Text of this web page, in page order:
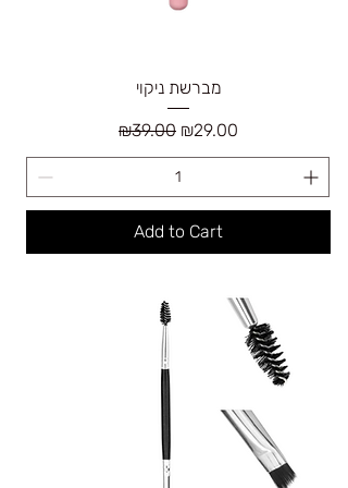
מברשת ניקוי
Regular Price
₪39.00 Sale Price
₪29.00
Add to Cart